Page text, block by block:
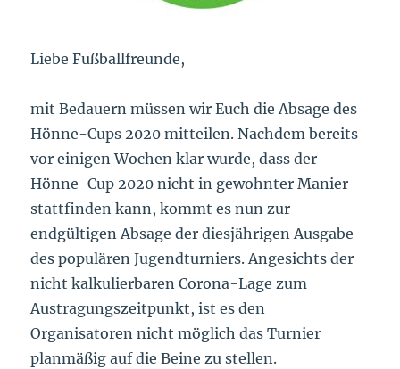
Liebe Fußballfreunde,
mit Bedauern müssen wir Euch die Absage des
Hönne-Cups 2020 mitteilen. Nachdem bereits
vor einigen Wochen klar wurde, dass der
Hönne-Cup 2020 nicht in gewohnter Manier
stattfinden kann, kommt es nun zur
endgültigen Absage der diesjährigen Ausgabe
des populären Jugendturniers. Angesichts der
nicht kalkulierbaren Corona-Lage zum
Austragungszeitpunkt, ist es den
Organisatoren nicht möglich das Turnier
planmäßig auf die Beine zu stellen.